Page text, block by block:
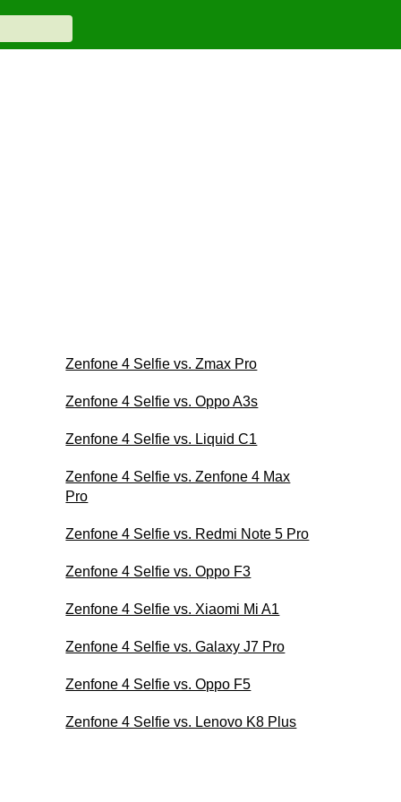
Zenfone 4 Selfie vs. Zmax Pro
Zenfone 4 Selfie vs. Oppo A3s
Zenfone 4 Selfie vs. Liquid C1
Zenfone 4 Selfie vs. Zenfone 4 Max
Pro
Zenfone 4 Selfie vs. Redmi Note 5 Pro
Zenfone 4 Selfie vs. Oppo F3
Zenfone 4 Selfie vs. Xiaomi Mi A1
Zenfone 4 Selfie vs. Galaxy J7 Pro
Zenfone 4 Selfie vs. Oppo F5
Zenfone 4 Selfie vs. Lenovo K8 Plus